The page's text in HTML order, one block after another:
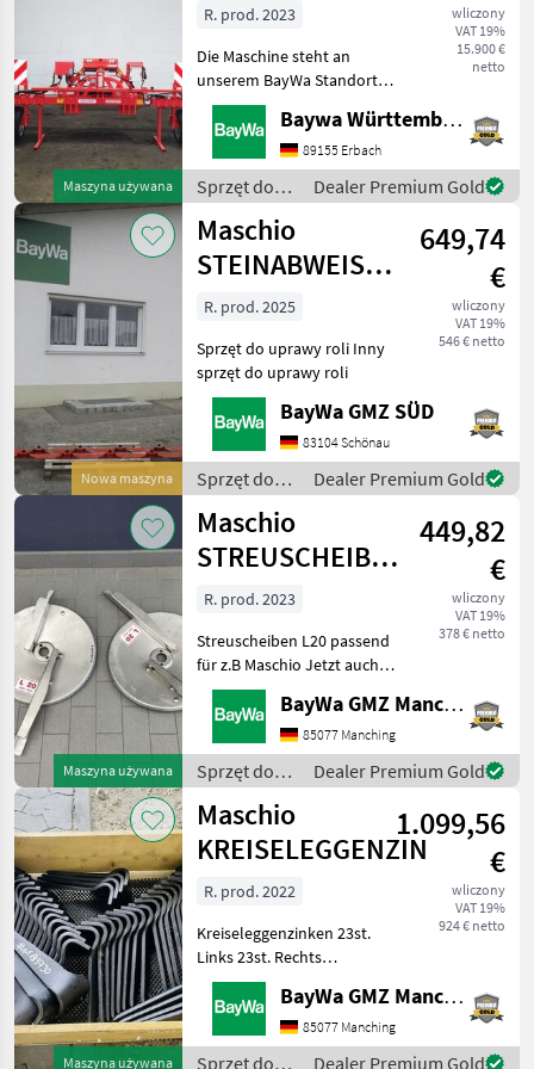
Ogłoszenia
Maszyna używana
VERSCHIE
wliczony
VAT 19%
15.900 €
netto
R. prod. 2023
Die Maschine steht an
unserem BayWa Standort in
DE-89155 Erbach.Gerne
steht Ihnen Herr Straub
unter Tel.: 07305 173 52 für
Ihre Anfrage zur
Verfügung!Maschio Intelli
Baywa Württemberg
89155 Erbach
Sprzęt do
uprawy roli /
Maschio
Dealer Premium Gold
Nowa maszyna
Maschio
STEINABWEISER
# 292
649,74
€
wliczony
VAT 19%
546 € netto
R. prod. 2025
Sprzęt do uprawy roli Inny
sprzęt do uprawy roli
BayWa GMZ SÜD
83104 Schönau
Sprzęt do
uprawy roli /
Maschio
Dealer Premium Gold
Maszyna używana
Maschio
STREUSCHEIBEN
L20
449,82
€
wliczony
VAT 19%
378 € netto
R. prod. 2023
Streuscheiben L20 passend
für z.B Maschio Jetzt auch
über WhatsApp erreichbar:
0049 151 16 17 47 63 Sprzęt
do uprawy roli Inny sprzęt
do uprawy roli
BayWa GMZ Manching
85077 Manching
Sprzęt do
uprawy roli /
Maschio
Dealer Premium Gold
Maszyna używana
Maschio
KREISELEGGENZINKEN
1.099,56
€
wliczony
VAT 19%
924 € netto
R. prod. 2022
Kreiseleggenzinken 23st.
Links 23st. Rechts
Vergleichsnummer
M36100211 ( 23st. )
M36100210 ( 23st. ) passend
für z.B Aquila Jetzt auch
BayWa GMZ Manching
85077 Manching
Sprzęt do Dealer Premium Gold